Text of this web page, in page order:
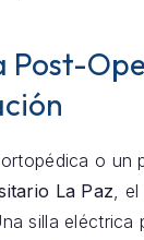
Post-
o un
La Paz, el
silla eléctrica